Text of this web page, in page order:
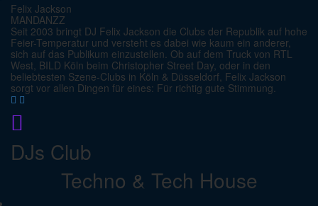
Felix Jackson
MANDANZZ
Seit 2003 bringt DJ Felix Jackson die Clubs der Republik auf hohe
Feier-Temperatur und versteht es dabei wie kaum ein anderer,
sich auf das Publikum einzustellen. Ob auf dem Truck von RTL
West, BILD Köln beim Christopher Street Day, oder in den
beliebtesten Szene-Clubs in Köln & Düsseldorf, Felix Jackson
sorgt vor allen Dingen für eines: Für richtig gute Stimmung.
DJs Club
Techno & Tech House